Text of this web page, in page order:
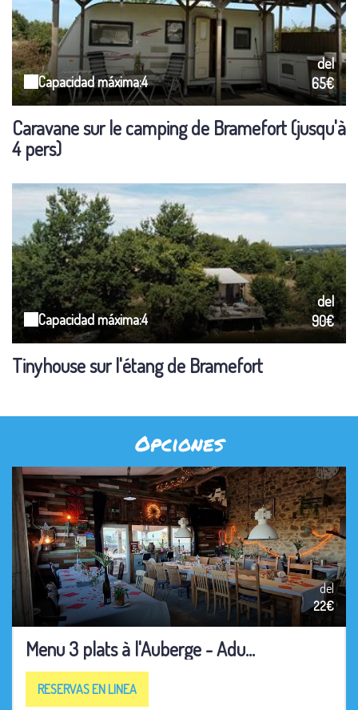
del
65€
Capacidad máxima:4
Caravane sur le camping de Bramefort (jusqu'à
4 pers)
del
90€
Capacidad máxima:4
Tinyhouse sur l'étang de Bramefort
Opciones
del
22€
Menu 3 plats à l'Auberge - Adu...
RESERVAS EN LINEA